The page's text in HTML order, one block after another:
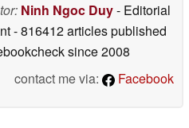
Ninh Ngoc Duy- Editorial
- 816412 articles published
since 2008
contact me via:
Facebook